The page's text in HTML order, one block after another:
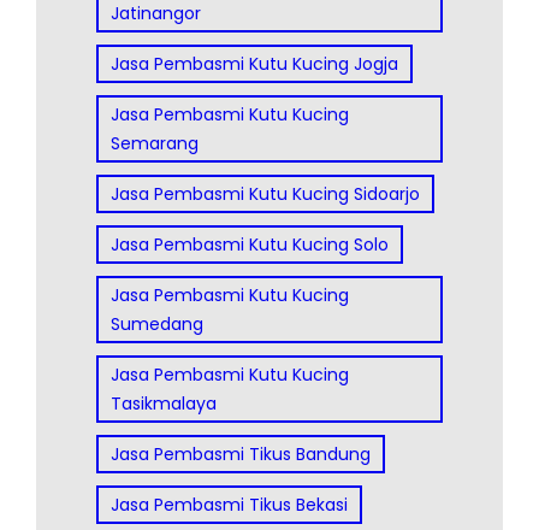
Jatinangor
Jasa Pembasmi Kutu Kucing Jogja
Jasa Pembasmi Kutu Kucing
Semarang
Jasa Pembasmi Kutu Kucing Sidoarjo
Jasa Pembasmi Kutu Kucing Solo
Jasa Pembasmi Kutu Kucing
Sumedang
Jasa Pembasmi Kutu Kucing
Tasikmalaya
Jasa Pembasmi Tikus Bandung
Jasa Pembasmi Tikus Bekasi